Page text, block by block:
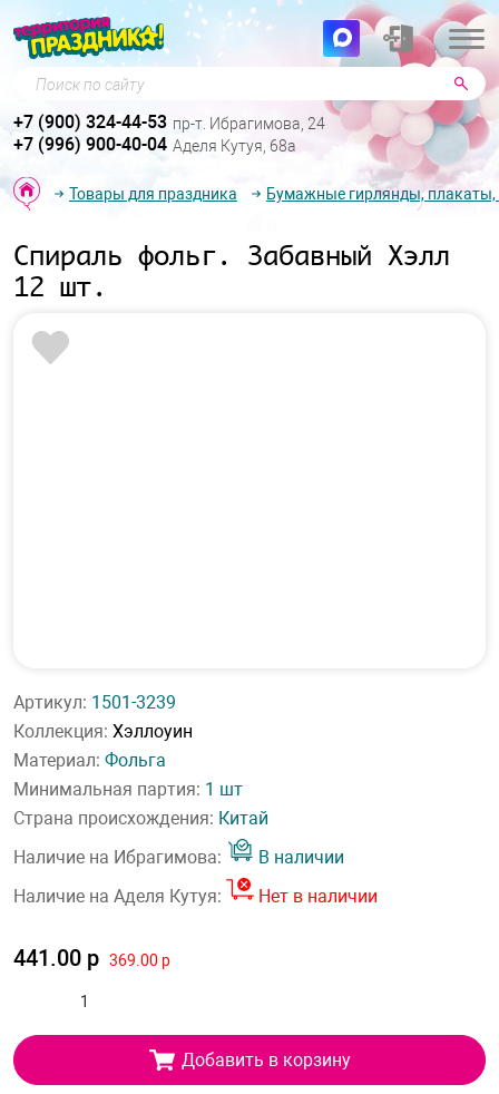
Поиск по сайту
+7 (900) 324-44-53 пр-т. Ибрагимова, 24
+7 (996) 900-40-04 Аделя Кутуя, 68а
Товары для праздника Бумажные гирлянды,
Спираль фольг. Забавный Хэлл
12 шт.
Артикул: 1501-3239
Коллекция: Хэллоуин
Материал: Фольга
Минимальная партия: 1 шт
Страна происхождения: Китай
Наличие на Ибрагимова:
В наличии
Наличие на Аделя Кутуя:
Нет в наличии
441.00 р 369.00 р
Добавить в корзину